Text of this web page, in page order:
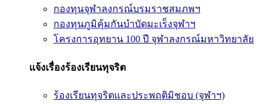
กองทุนจุฬาลงกรณ์บรมราชสมภพฯ
กองทุนภูมิคุ้มกันบำบัดมะเร็งจุฬาฯ
โครงการอุทยาน 100 ปี จุฬาลงกรณ์มหาวิทยาลัย
แจ้งเรื่องร้องเรียนทุจริต
ร้องเรียนทุจริตและประพฤติมิชอบ (จุฬาฯ)